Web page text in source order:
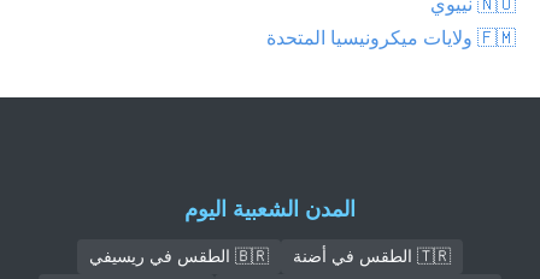
🇫🇲 ولايات ميكرونيسيا المتحدة
المدن الشعبية اليوم
🇹🇷 الطقس في أضنة
🇧🇷 الطقس في ريسيفي